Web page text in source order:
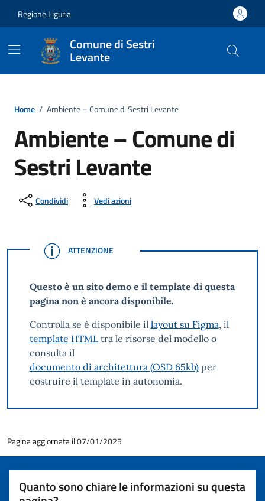
Regione Liguria
Comune di Sestri
Levante
Home / Ambiente – Comune di Sestri Levante
Ambiente – Comune di
Sestri Levante
Condividi Vedi azioni
ATTENZIONE
ATTENZIONE
Questo è un sito demo e il template di questa
pagina non è ancora disponibile.
Controlla se è disponibile il layout su Figma, il
template HTMLtra le risorse del modello o
consulta il
documento di architettura (OSD 65kb)per
costruire il template in autonomia.
Pagina aggiornata il 07/01/2025
Quanto sono chiare le informazioni su questa